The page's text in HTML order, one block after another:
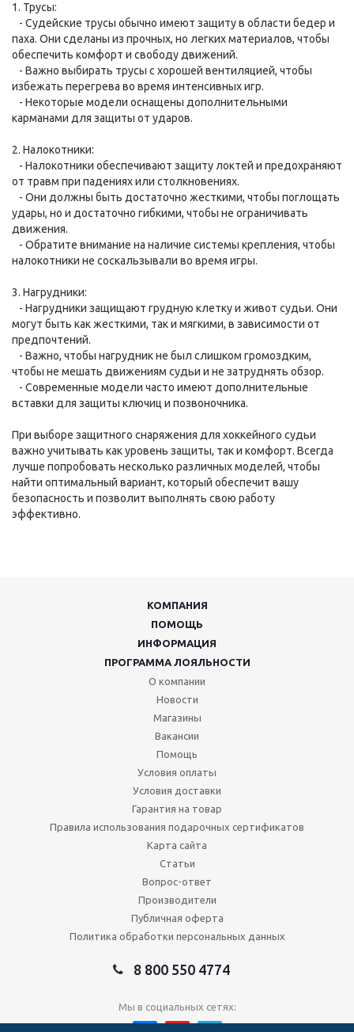
1. Трусы:
- Судейские трусы обычно имеют защиту в области бедер и
паха. Они сделаны из прочных, но легких материалов, чтобы
обеспечить комфорт и свободу движений.
- Важно выбирать трусы с хорошей вентиляцией, чтобы
избежать перегрева во время интенсивных игр.
- Некоторые модели оснащены дополнительными
карманами для защиты от ударов.
2. Налокотники:
- Налокотники обеспечивают защиту локтей и предохраняют
от травм при падениях или столкновениях.
- Они должны быть достаточно жесткими, чтобы поглощать
удары, но и достаточно гибкими, чтобы не ограничивать
движения.
- Обратите внимание на наличие системы крепления, чтобы
налокотники не соскальзывали во время игры.
3. Нагрудники:
- Нагрудники защищают грудную клетку и живот судьи. Они
могут быть как жесткими, так и мягкими, в зависимости от
предпочтений.
- Важно, чтобы нагрудник не был слишком громоздким,
чтобы не мешать движениям судьи и не затруднять обзор.
- Современные модели часто имеют дополнительные
вставки для защиты ключиц и позвоночника.
При выборе защитного снаряжения для хоккейного судьи
важно учитывать как уровень защиты, так и комфорт. Всегда
лучше попробовать несколько различных моделей, чтобы
найти оптимальный вариант, который обеспечит вашу
безопасность и позволит выполнять свою работу
эффективно.
КОМПАНИЯ
ПОМОЩЬ
ИНФОРМАЦИЯ
ПРОГРАММА ЛОЯЛЬНОСТИ
О компании
Новости
Магазины
Вакансии
Помощь
Условия оплаты
Условия доставки
Гарантия на товар
Правила использования подарочных сертификатов
Карта сайта
Статьи
Вопрос-ответ
Производители
Публичная оферта
Политика обработки персональных данных
8 800 550 4774
Мы в социальных сетях: